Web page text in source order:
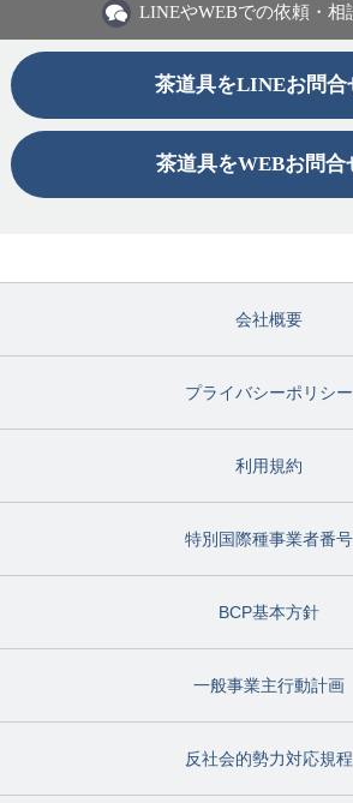
LINEやWEBでの依頼・相
茶道具をLINEお問合
茶道具をWEBお問合
会社概要
プライバシーポリシー
利用規約
特別国際種事業者番号
BCP基本方針
一般事業主行動計画
反社会的勢力対応規程